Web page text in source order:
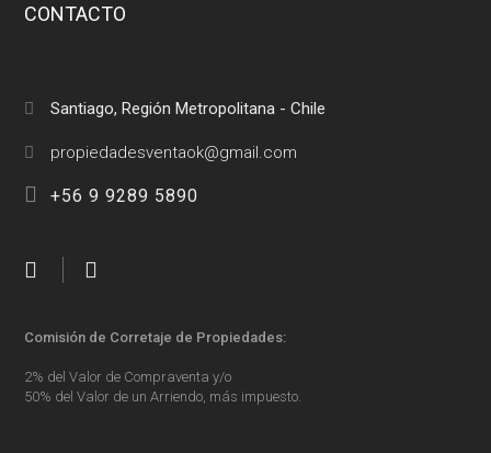
CONTACTO
Santiago, Región Metropolitana - Chile
+56 9 9289 5890
Comisión de Corretaje de Propiedades:
2% del Valor de Compraventa y/o
50% del Valor de un Arriendo, más impuesto.